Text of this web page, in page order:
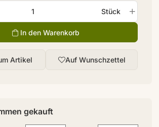
Artikel Auf Wunschzettel
Stück
In den Warenkorb
gekauft